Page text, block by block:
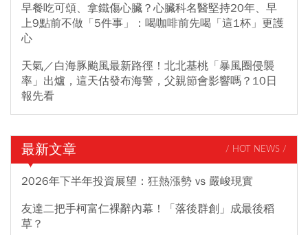
早餐吃可頌、拿鐵傷心臟？心臟科名醫堅持20年、早
上9點前不做「5件事」：喝咖啡前先喝「這1杯」更護
心
天氣／白海豚颱風最新路徑！北北基桃「暴風圈侵襲
率」出爐，這天估發布海警，父親節會影響嗎？10日
報先看
最新文章 / HOT NEWS /
2026年下半年投資展望：狂熱漲勢 vs 嚴峻現實
友達二把手柯富仁裸辭內幕！「落後群創」成最後稻
草？